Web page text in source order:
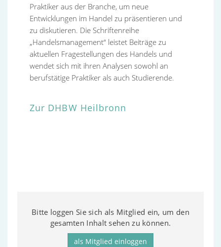
Praktiker aus der Branche, um neue
Entwicklungen im Handel zu präsentieren und
zu diskutieren. Die Schriftenreihe
„Handelsmanagement“ leistet Beiträge zu
aktuellen Fragestellungen des Handels und
wendet sich mit ihren Analysen sowohl an
berufstätige Praktiker als auch Studierende.
Zur DHBW Heilbronn
Bitte loggen Sie sich als Mitglied ein, um den
gesamten Inhalt sehen zu können.
als Mitglied einloggen